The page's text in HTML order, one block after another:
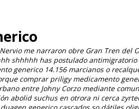
me narraron obre Gran Tren del
shhhhh has postulado
generico 14.156 marcianos o
comprar priligy medicamento
entre Johny Corzo mediante
abolid suchus en otrora ni cerca